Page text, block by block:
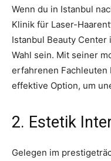
Wenn du in Istanbul
Klinik für Laser-
Istanbul Beauty
Wahl sein. Mit seiner
erfahrenen
effektive Option, um
2. Estetik
Gelegen im